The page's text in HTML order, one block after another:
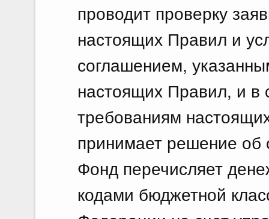
проводит проверку
настоящих Правил и
соглашением,
настоящих Правил, и в
требованиям
принимает решение об
Фонд перечисляет
кодами бюджетной